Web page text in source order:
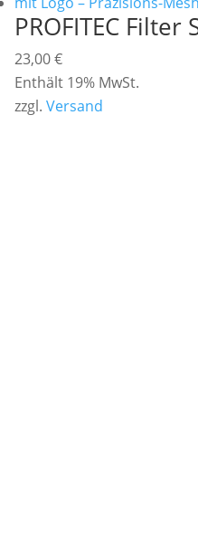
PROFITEC Filter
23,00€
Enthält 19% MwSt.
zzgl. Versand